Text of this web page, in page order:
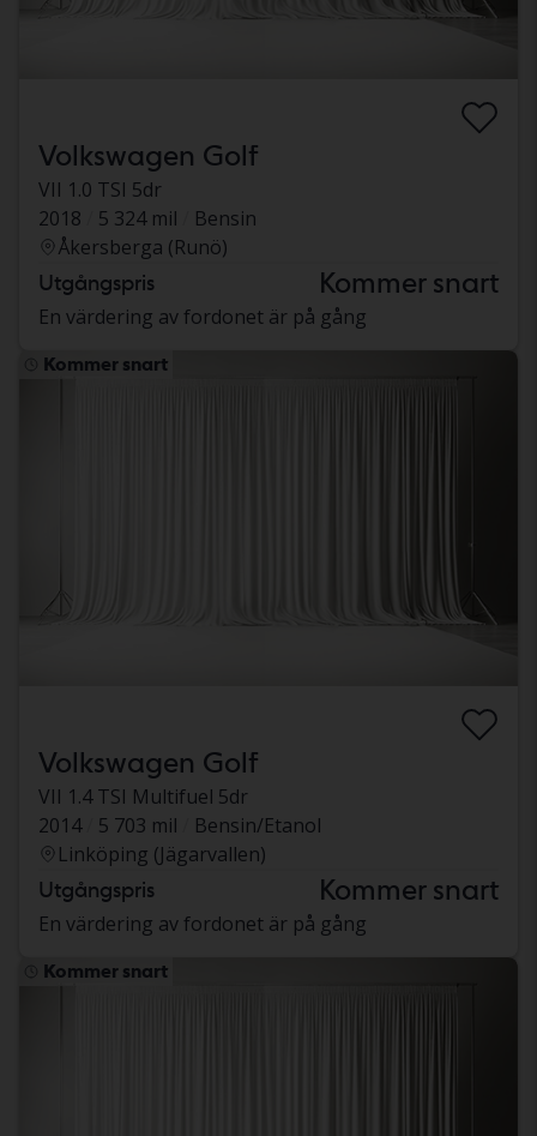
Volkswagen Golf
VII 1.0 TSI 5dr
2018
5 324 mil
Bensin
Åkersberga (Runö)
Utgångspris Kommer snart
En värdering av fordonet är på gång
Kommer snart
Volkswagen Golf
VII 1.4 TSI Multifuel 5dr
2014
5 703 mil
Bensin/Etanol
Linköping (Jägarvallen)
Utgångspris Kommer snart
En värdering av fordonet är på gång
Kommer snart